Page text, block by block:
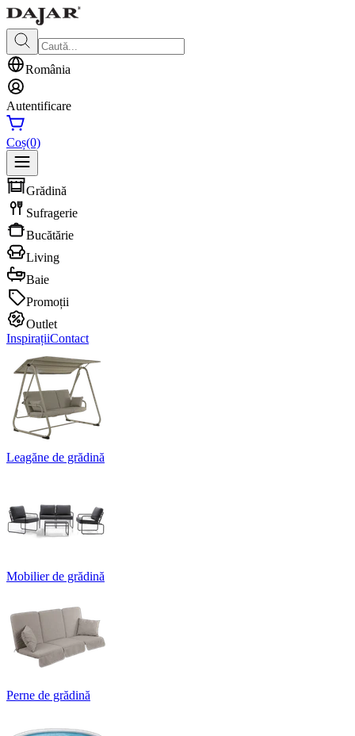
România
Autentificare
Coș(0)
Grădină
Sufragerie
Bucătărie
Living
Baie
Promoții
Outlet
InspirațiiContact
Leagăne de grădină
Mobilier de grădină
Perne de grădină